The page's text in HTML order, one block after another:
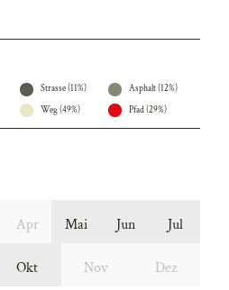
Strasse (11%)
Asphalt (12%)
Weg (49%)
Pfad (29%)
Apr Mai Jun Jul
Okt Nov Dez